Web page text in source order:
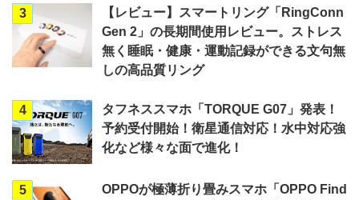
3
【レビュー】スマートリング「RingConn
Gen 2」の長期間使用レビュー。ストレス
無く睡眠・健康・運動記録ができる文句無
しの高品質リング
4
タフネススマホ「TORQUE G07」発表！
予約受付開始！衛星通信対応！水中対応強
化など様々な面で進化！
5
OPPOが極薄折り畳みスマホ「OPPO Find